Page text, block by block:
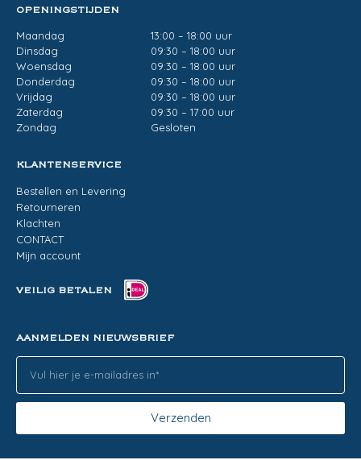
OPENINGSTIJDEN
Maandag
13:00 – 18:00 uur
Dinsdag
09:30 – 18:00 uur
Woensdag
09:30 – 18:00 uur
Donderdag
09:30 – 18:00 uur
Vrijdag
09:30 – 18:00 uur
Zaterdag
09:30 – 17:00 uur
Zondag
Gesloten
KLANTENSERVICE
Bestellen en Levering
Retourneren
Klachten
CONTACT
Mijn account
VEILIG BETALEN
AANMELDEN NIEUWSBRIEF
Verzenden